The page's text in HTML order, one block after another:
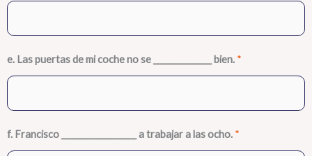
e. Las puertas de mi coche no se ______________ bien. *
f. Francisco __________________ a trabajar a las ocho. *